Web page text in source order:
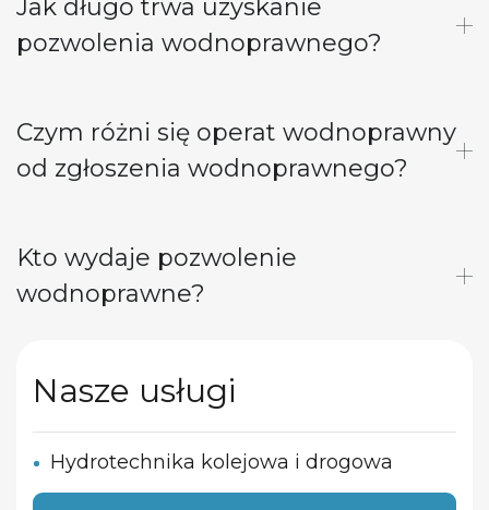
Nasze usługi
Hydrotechnika kolejowa i drogowa
Jak długo trwa uzyskanie
pozwolenia wodnoprawnego?
Czym różni się operat wodnoprawny
od zgłoszenia wodnoprawnego?
Kto wydaje pozwolenie
wodnoprawne?